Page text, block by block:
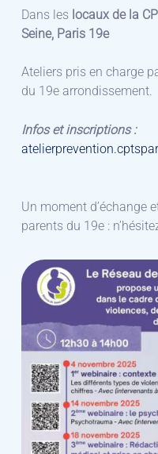
Dans les locaux de la
Seine, Paris 19e
Ateliers pris en charge
du 19e arrondissement.
Infos et inscriptions :
Un moment d’échange
parents du 19e :